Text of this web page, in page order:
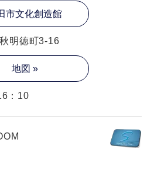
市文化創造館
明徳町3-16
地図 »
：10